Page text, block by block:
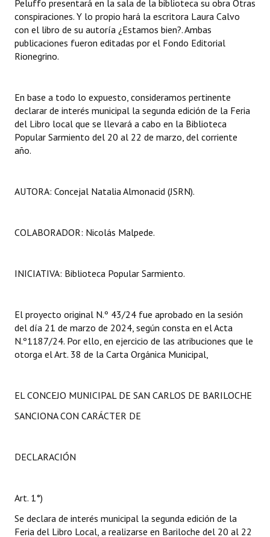
Huéspedes de Honor - Registro
Antiguos Pobladores - Registro
Reconocimientos - Registro
Entrega de distinciones
REFORMA DE LA CARTA ORGÁNICA
Peluffo presentará en la sala de la biblioteca su obra Otras
conspiraciones. Y lo propio hará la escritora Laura Calvo
con el libro de su autoría ¿Estamos bien?. Ambas
publicaciones fueron editadas por el Fondo Editorial
Rionegrino.
En base a todo lo expuesto, consideramos pertinente
declarar de interés municipal la segunda edición de la Feria
del Libro local que se llevará a cabo en la Biblioteca
Popular Sarmiento del 20 al 22 de marzo, del corriente
año.
AUTORA: Concejal Natalia Almonacid (JSRN).
COLABORADOR: Nicolás Malpede.
INICIATIVA: Biblioteca Popular Sarmiento.
El proyecto original N.º 43/24 fue aprobado en la sesión
del día 21 de marzo de 2024, según consta en el Acta
N.º1187/24. Por ello, en ejercicio de las atribuciones que le
otorga el Art. 38 de la Carta Orgánica Municipal,
EL CONCEJO MUNICIPAL DE SAN CARLOS DE BARILOCHE
SANCIONA CON CARÁCTER DE
DECLARACIÓN
Art. 1°)
Se declara de interés municipal la segunda edición de la
Feria del Libro Local, a realizarse en Bariloche del 20 al 22